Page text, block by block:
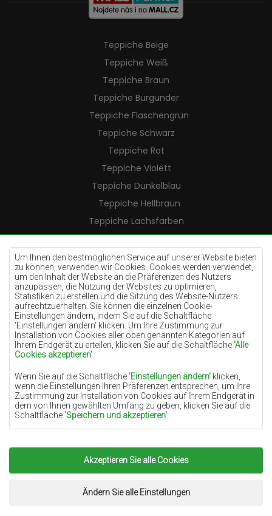
Um Ihnen den bestmöglichen Service auf unserer Website bieten
zu können, verwenden wir Cookies. Cookies werden verwendet,
um den Inhalt der Website an die Präferenzen des Nutzers
anzupassen, die Nutzung der Websites zu optimieren,
Statistiken zu erstellen und die Sitzung des Website-Nutzers
aufrechtzuerhalten. Sie können die einzelnen Cookie-
Einstellungen ändern, indem Sie auf die Schaltfläche
'Einstellungen ändern‘ klicken. Um Ihre Zustimmung zur
Installation von Cookies aller oben genannten Kategorien auf
Ihrem Endgerät zu erteilen, klicken Sie auf die Schaltfläche 'Alle
Cookies akzeptieren'
Wenn Sie auf die Schaltfläche 'Einstellungen ändern' klicken,
wenn die Einstellungen Ihren Präferenzen entsprechen, um Ihre
Zustimmung zur Installation von Cookies auf Ihrem Endgerät in
dem von Ihnen gewählten Umfang zu geben, klicken Sie auf die
Schaltfläche 'Speichern und akzeptieren'
Grundlage für die Verarbeitung das berechtigte Interesse des
Datenverwalters (TEPPICHECHEMEX) oder Dritter in Form der
Bereitstellung qualitativ hochwertiger Dienste auf unserer
Website und der Marketingaktivitäten des Datenverwalters und
seiner vertrauenswürdigen Partner.
Akzeptieren Sie alle Cookies
Ändern Sie alle Einstellungen
Teppiche Beige
Teppiche Weiß
Teppiche Braun
Teppiche Burgunder
Teppiche Flaschengrün
Teppiche Schwarz
Teppiche Rot
Teppiche Violett
Teppiche Dunkelblau
Teppiche Hellbraun
Teppiche Lachsfarben
Teppiche Cremefarben
Teppiche Lilac
Teppiche Gelb
Teppiche Pfefferminz
Teppiche Blau
Teppiche Orange
Teppiche Rosa
Teppiche Terrakotte
Teppiche Grün
Teppiche Golden
Copyright 2022Teppiche Chemex.Alle Rechte
Umsetzung:www.dimax.pl